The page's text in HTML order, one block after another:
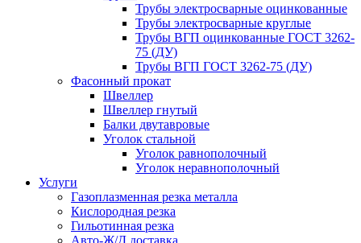
Трубы электросварные оцинкованные
Трубы электросварные круглые
Трубы ВГП оцинкованные ГОСТ 3262-
75 (ДУ)
Трубы ВГП ГОСТ 3262-75 (ДУ)
Фасонный прокат
Швеллер
Швеллер гнутый
Балки двутавровые
Уголок стальной
Уголок равнополочный
Уголок неравнополочный
Услуги
Газоплазменная резка металла
Кислородная резка
Гильотинная резка
Авто-Ж/Д доставка